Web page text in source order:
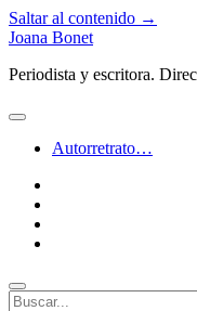
Saltar al contenido →
Joana Bonet
Periodista y escritora.
abrir
Autorretrato…
Buscar